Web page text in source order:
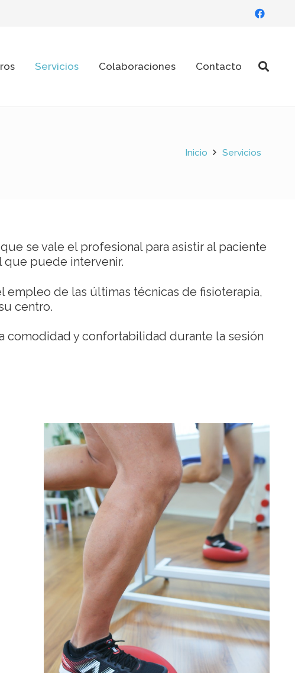
Servicios Colaboraciones Contacto
Inicio Servicios
se vale el profesional para asistir al paciente
que puede intervenir.
empleo de las últimas técnicas de fisioterapia,
centro.
comodidad y confortabilidad durante la sesión